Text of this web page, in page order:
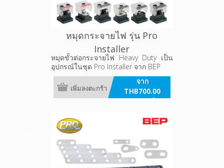
หมุดกระจายไฟ รุ่น Pro
Installer
หมุดขั้วต่อกระจายไฟ Heavy Duty เป็น
อุปกรณ์ในชุด Pro Installer จาก BEP
จาก
THB700.00
รวมภาษี
เพิ่มลงตะกร้า